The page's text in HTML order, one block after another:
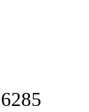
6285